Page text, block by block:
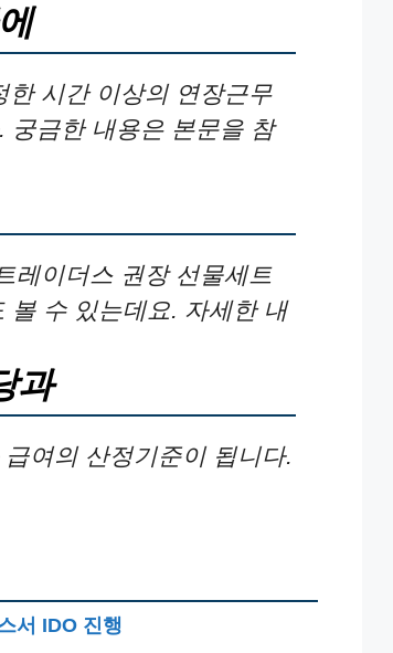
한 시간 이상의 연장근무
궁금한 내용은 본문을 참
레이더스 권장 선물세트
볼 수 있는데요. 자세한 내
과
여의 산정기준이 됩니다.
서 IDO 진행